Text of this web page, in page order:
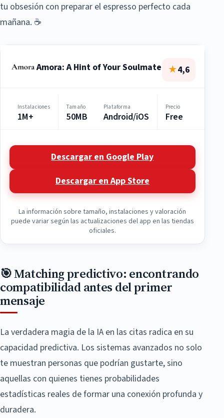
tu obsesión con preparar el espresso perfecto cada
mañana. ☕
Amora: A Hint of Your Soulmate ★4,6
Instalaciones
1M+
Tamaño
50MB
Plataforma
Android/iOS
Precio
Free
Descargar en Google Play
Descargar en App Store
La información sobre tamaño, instalaciones y valoración
puede variar según las actualizaciones del app en las tiendas
oficiales.
🎯 Matching predictivo: encontrando
compatibilidad antes del primer
mensaje
La verdadera magia de la IA en las citas radica en su
capacidad predictiva. Los sistemas avanzados no solo
te muestran personas que podrían gustarte, sino
aquellas con quienes tienes probabilidades
estadísticas reales de formar una conexión profunda y
duradera.